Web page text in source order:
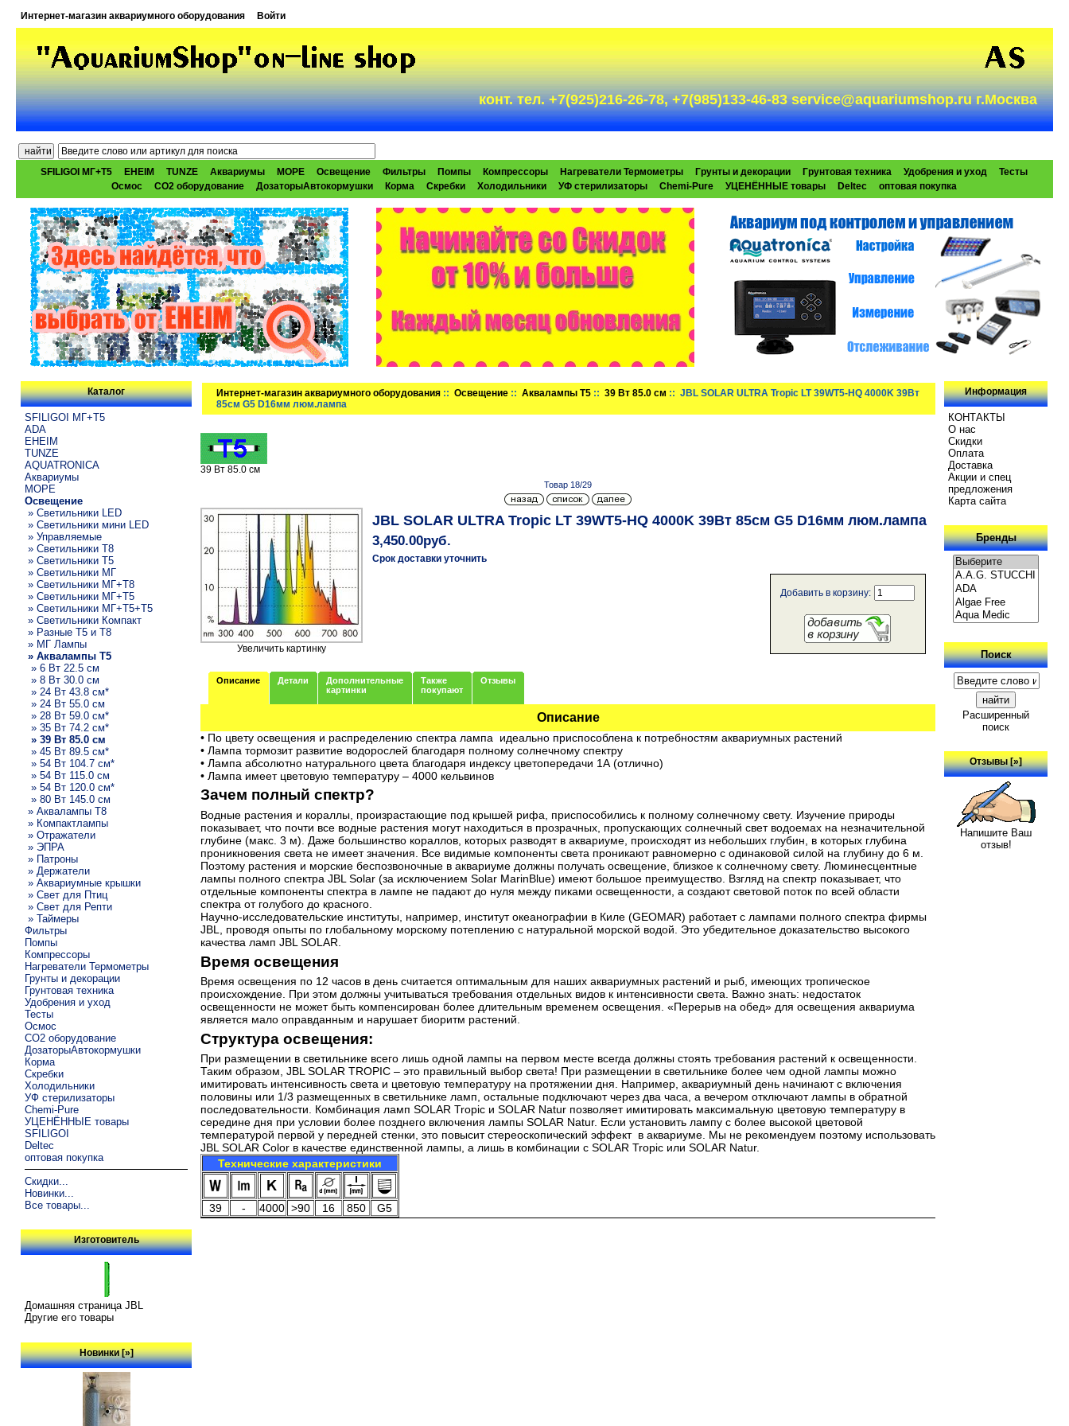
Интернет-магазин аквариумного оборудования Войти
конт. тел. +7(925)216-26-78, +7(985)133-46-83 service@aquariumshop.ru г.Москва
SFILIGOI МГ+Т5 EHEIM TUNZE Аквариумы МОРЕ Освещение Фильтры Помпы Компрессоры Нагреватели Термометры Грунты и декорации Грунтовая техника Удобрения и уход
Тесты
Осмос
CO2 оборудование ДозаторыАвтокормушки Корма Скребки Холодильники УФ стерилизаторы Chemi-Pure УЦЕНЁННЫЕ товары Deltec оптовая покупка
Каталог
SFILIGOI МГ+Т5
ADA
EHEIM
TUNZE
AQUATRONICA
Аквариумы
МОРЕ
Освещение
» Светильники LED
» Светильники мини LED
» Управляемые
» Светильники T8
» Светильники T5
» Светильники МГ
» Светильники МГ+T8
» Светильники МГ+T5
» Светильники МГ+T5+T5
» Светильники Компакт
» Разные T5 и T8
» МГ Лампы
» Аквалампы T5
» 6 Вт 22.5 см
» 8 Вт 30.0 см
» 24 Вт 43.8 см*
» 24 Вт 55.0 см
» 28 Вт 59.0 см*
» 35 Вт 74.2 см*
» 39 Вт 85.0 см
» 45 Вт 89.5 см*
» 54 Вт 104.7 см*
» 54 Вт 115.0 см
» 54 Вт 120.0 см*
» 80 Вт 145.0 см
» Аквалампы T8
» Компактлампы
» Отражатели
» ЭПРА
» Патроны
» Держатели
» Аквариумные крышки
» Свет для Птиц
» Свет для Репти
» Таймеры
Фильтры
Помпы
Компрессоры
Нагреватели Термометры
Грунты и декорации
Грунтовая техника
Удобрения и уход
Тесты
Осмос
CO2 оборудование
ДозаторыАвтокормушки
Корма
Скребки
Холодильники
УФ стерилизаторы
Chemi-Pure
УЦЕНЁННЫЕ товары
SFILIGOI
Deltec
оптовая покупка
Скидки...
Новинки...
Все товары...
Изготовитель
Домашняя страница JBL
Другие его товары
Новинки [»]
Интернет-магазин аквариумного оборудования ::Освещение ::Аквалампы T5 ::39 Вт 85.0 см :: JBL SOLAR ULTRA Tropic LT 39WT5-HQ 4000K 39Вт
85см G5 D16мм люм.лампа
39 Вт 85.0 см
Товар 18/29
Увеличить картинку
JBL SOLAR ULTRA Tropic LT 39WT5-HQ 4000K 39Вт 85см G5 D16мм люм.лампа
3,450.00руб.
Срок доставки уточнить
Добавить в корзину:
Описание Детали
Дополнительные
картинки
Также
покупают
Отзывы
Описание
• По цвету освещения и распределению спектра лампа идеально приспособлена к потребностям аквариумных растений
• Лампа тормозит развитие водорослей благодаря полному солнечному спектру
• Лампа абсолютно натурального цвета благодаря индексу цветопередачи 1А (отлично)
• Лампа имеет цветовую температуру – 4000 кельвинов
Зачем полный спектр?
Водные растения и кораллы, произрастающие под крышей рифа, приспособились к полному солнечному свету. Изучение природы
показывает, что почти все водные растения могут находиться в прозрачных, пропускающих солнечный свет водоемах на незначительной
глубине (макс. 3 м). Даже большинство кораллов, которых разводят в аквариуме, происходят из небольших глубин, в которых глубина
проникновения света не имеет значения. Все видимые компоненты света проникают равномерно с одинаковой силой на глубину до 6 м.
Поэтому растения и морские беспозвоночные в аквариуме должны получать освещение, близкое к солнечному свету. Люминесцентные
лампы полного спектра JBL Solar (за исключением Solar MarinBlue) имеют большое преимущество. Взгляд на спектр показывает, что
отдельные компоненты спектра в лампе не падают до нуля между пиками освещенности, а создают световой поток по всей области
спектра от голубого до красного.
Научно-исследовательские институты, например, институт океанографии в Киле (GEOMAR) работает с лампами полного спектра фирмы
JBL, проводя опыты по глобальному морскому потеплению с натуральной морской водой. Это убедительное доказательство высокого
качества ламп JBL SOLAR.
Время освещения
Время освещения по 12 часов в день считается оптимальным для наших аквариумных растений и рыб, имеющих тропическое
происхождение. При этом должны учитываться требования отдельных видов к интенсивности света. Важно знать: недостаток
освещенности не может быть компенсирован более длительным временем освещения. «Перерыв на обед» для освещения аквариума
является мало оправданным и нарушает биоритм растений.
Структура освещения:
При размещении в светильнике всего лишь одной лампы на первом месте всегда должны стоять требования растений к освещенности.
Таким образом, JBL SOLAR TROPIC – это правильный выбор света! При размещении в светильнике более чем одной лампы можно
имитировать интенсивность света и цветовую температуру на протяжении дня. Например, аквариумный день начинают с включения
половины или 1/3 размещенных в светильнике ламп, остальные подключают через два часа, а вечером отключают лампы в обратной
последовательности. Комбинация ламп SOLAR Tropic и SOLAR Natur позволяет имитировать максимальную цветовую температуру в
середине дня при условии более позднего включения лампы SOLAR Natur. Если установить лампу с более высокой цветовой
температурой первой у передней стенки, это повысит стереоскопический эффект в аквариуме. Мы не рекомендуем поэтому использовать
JBL SOLAR Color в качестве единственной лампы, а лишь в комбинации с SOLAR Tropic или SOLAR Natur.
Технические характеристики
39 - 4000 >90 16 850 G5
Информация
КОНТАКТЫ
О нас
Скидки
Oплатa
Доставка
Акции и спец
предложения
Карта сайта
Бренды
Поиск
Расширенный
поиск
Отзывы [»]
Напишите Ваш
отзыв!